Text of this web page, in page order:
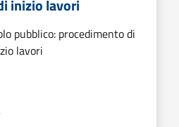
inizio lavori
pubblico: procedimento di
lavori